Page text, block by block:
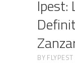
Ipest:
BY FLYPEST